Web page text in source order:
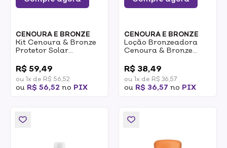
CENOURA E BRONZE
Kit Cenoura & Bronze
Protetor Solar
Protetor Facial 50g
FPS30 1un
R$ 59,49
ou 1x de R$ 56,52
ou R$ 56,52 no PIX
CENOURA E BRONZE
Loção Bronzeadora
Cenoura & Bronze
R$ 38,49
ou 1x de R$ 36,57
ou R$ 36,57 no PIX